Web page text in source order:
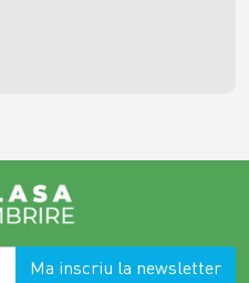
Ma inscriu la newsletter